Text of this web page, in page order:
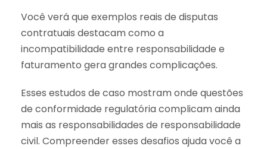
Você verá que exemplos reais de disputas
contratuais destacam como a
incompatibilidade entre responsabilidade e
faturamento gera grandes complicações.
Esses estudos de caso mostram onde questões
de conformidade regulatória complicam ainda
mais as responsabilidades de responsabilidade
civil. Compreender esses desafios ajuda você a